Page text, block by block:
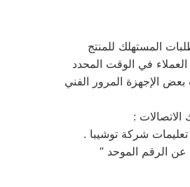
المستهلك للمنتج
الإجهزة المرور الفني
شركة توشيبا